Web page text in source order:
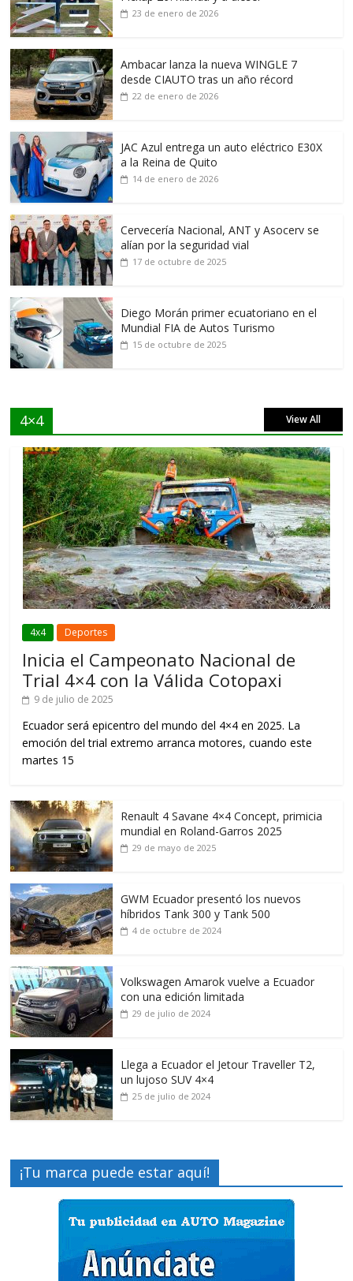
23 de enero de 2026
Ambacar lanza la nueva WINGLE 7
desde CIAUTO tras un año récord
22 de enero de 2026
JAC Azul entrega un auto eléctrico E30X
a la Reina de Quito
14 de enero de 2026
Cervecería Nacional, ANT y Asocerv se
alían por la seguridad vial
17 de octubre de 2025
Diego Morán primer ecuatoriano en el
Mundial FIA de Autos Turismo
15 de octubre de 2025
4×4 View All
4x4 Deportes
Inicia el Campeonato Nacional de
Trial 4×4 con la Válida Cotopaxi
9 de julio de 2025
Ecuador será epicentro del mundo del 4×4 en 2025. La
emoción del trial extremo arranca motores, cuando este
martes 15
Renault 4 Savane 4×4 Concept, primicia
mundial en Roland-Garros 2025
29 de mayo de 2025
GWM Ecuador presentó los nuevos
híbridos Tank 300 y Tank 500
4 de octubre de 2024
Volkswagen Amarok vuelve a Ecuador
con una edición limitada
29 de julio de 2024
Llega a Ecuador el Jetour Traveller T2,
un lujoso SUV 4×4
25 de julio de 2024
¡Tu marca puede estar aquí!